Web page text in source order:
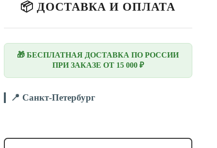
📦 ДОСТАВКА И ОПЛАТА
🎁 БЕСПЛАТНАЯ ДОСТАВКА ПО РОССИИ
ПРИ ЗАКАЗЕ ОТ 15 000 ₽
📍 Санкт-Петербург